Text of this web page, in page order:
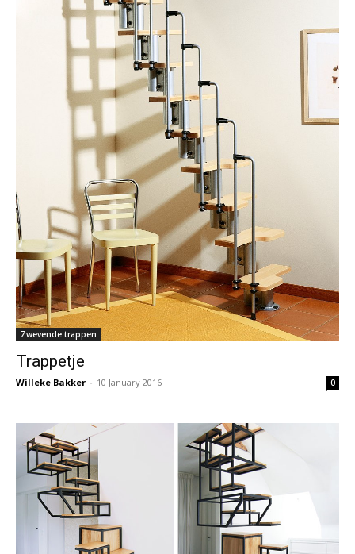
Zwevende trappen
Trappetje
Willeke Bakker - 10 January 2016 0